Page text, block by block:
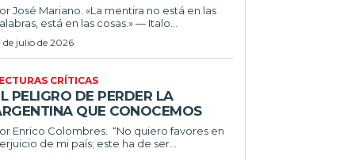
José Mariano. «La mentira no está en las
está en las cosas.» — Italo...
de julio de 2026
CRÍTICAS
PELIGRO DE PERDER LA
QUE CONOCEMOS
Enrico Colombres. “No quiero favores en
de mi país; este ha de ser...